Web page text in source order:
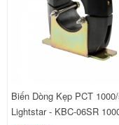
Biến Dòng Kẹp PCT
Lightstar - KBC-06SR